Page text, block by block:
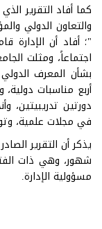
كما أفاد التقرير
اجتماعاً، ومثلت
بشأن المعرف
أربع مناسبات
في مجلات علمية، وتواصلت مع 3
يذكر أن التقرير
شهور، وهي ذات
مسؤولية الإدارة.